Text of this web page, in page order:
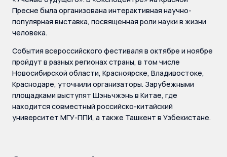
Пресне была организована интерактивная научно-
популярная выставка, посвященная роли науки в жизни
человека.
События всероссийского фестиваля в октябре и ноябре
пройдут в разных регионах страны, в том числе
Новосибирской области, Красноярске, Владивостоке,
Краснодаре, уточнили организаторы. Зарубежными
площадками выступят Шэньчжэнь в Китае, где
находится совместный российско-китайский
университет МГУ-ППИ, а также Ташкент в Узбекистане.